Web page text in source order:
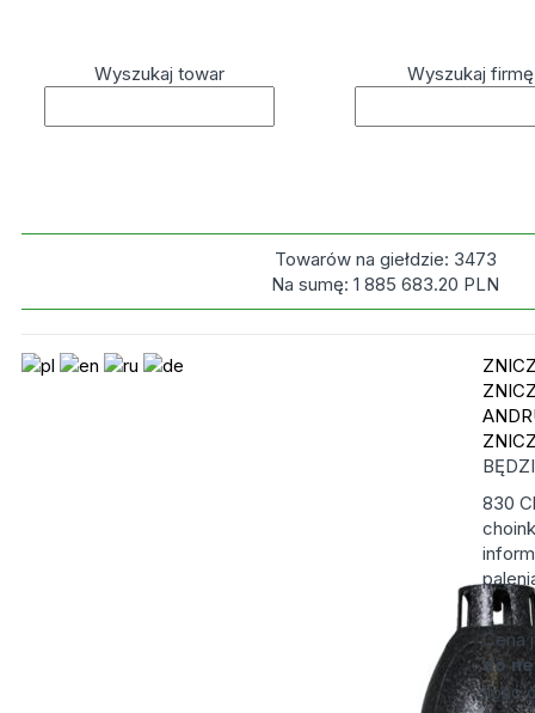
Wyszukaj towar Wyszukaj firmę
Towarów na giełdzie: 3473
Na sumę:1 885 683.20 PLN
830
Cena
do
Ilość